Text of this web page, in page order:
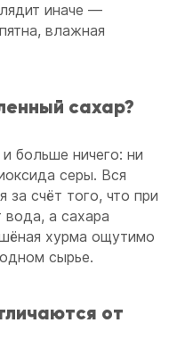
иначе —
влажная
сахар?
больше ничего: ни
серы. Вся
за счёт того, что при
а сахара
хурма ощутимо
сырье.
от